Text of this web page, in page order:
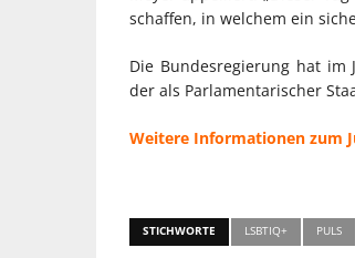
schaffen, in welchem ein
Die Bundesregierung hat im
der als Parlamentarischer
Weitere Informationen zum
STICHWORTE LSBTIQ+ PULS